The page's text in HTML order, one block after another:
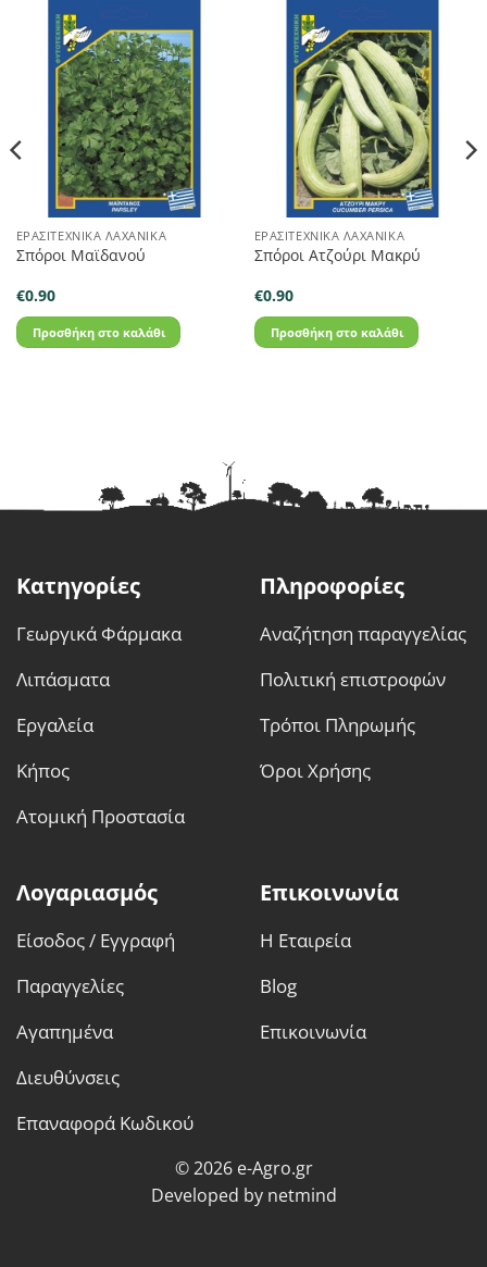
ΕΡΑΣΙΤΕΧΝΙΚΆ ΛΑΧΑΝΙΚΆ
Σπόροι Μαϊδανού
€0.90
Προσθήκη στο καλάθι
ΕΡΑΣΙΤΕΧΝΙΚΆ ΛΑΧΑΝΙΚΆ
Σπόροι Ατζούρι Μακρύ
€0.90
Προσθήκη στο καλάθι
Κατηγορίες
Γεωργικά Φάρμακα
Λιπάσματα
Εργαλεία
Κήπος
Ατομική Προστασία
Πληροφορίες
Αναζήτηση παραγγελίας
Πολιτική επιστροφών
Τρόποι Πληρωμής
Όροι Χρήσης
Λογαριασμός
Είσοδος / Εγγραφή
Παραγγελίες
Αγαπημένα
Διευθύνσεις
Επαναφορά Κωδικού
Επικοινωνία
Η Εταιρεία
Blog
Επικοινωνία
© 2026 e-Agro.gr
Developed by netmind